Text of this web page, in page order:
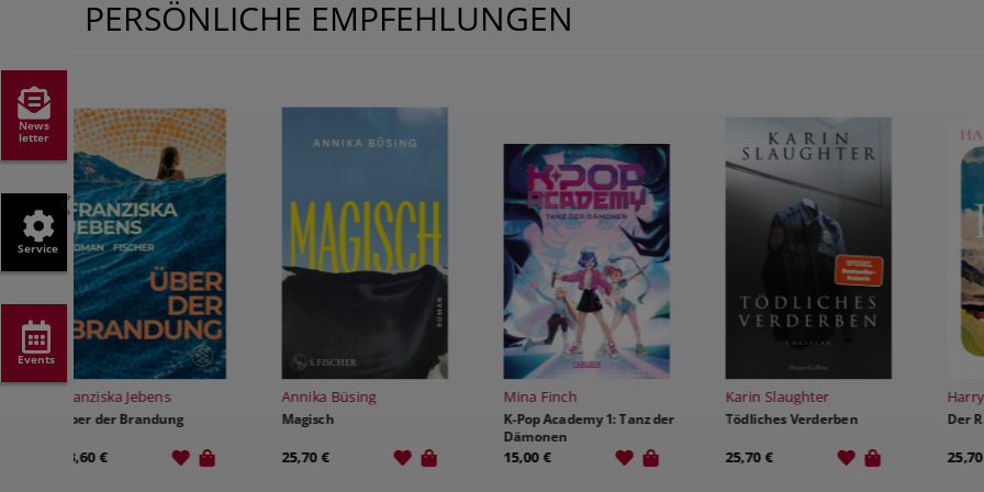
News
letter
Service
Events
PERSÖNLICHE EMPFEHLUNGEN
Annika Büsing
Magisch
25,70 €
Mina Finch
K-Pop Academy 1: Tanz der
15,00 €
Karin Slaughter
Tödliches Verderben
25,70 €
Harry Kämmerer
Der Raum, der bleibt
25,70 €